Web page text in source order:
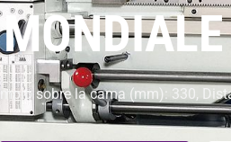
sobre la cama (mm): 330,